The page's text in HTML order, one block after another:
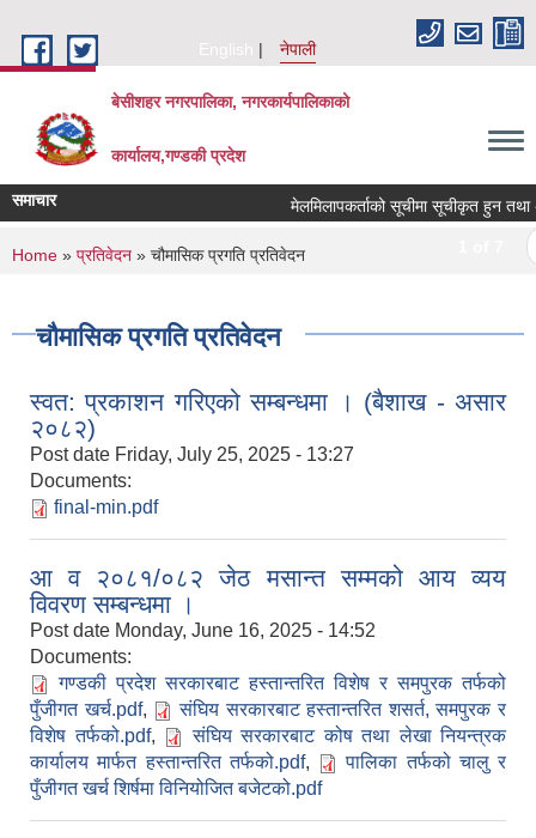
English
नेपाली
बेसीशहर नगरपालिका, नगरकार्यपालिकाको
कार्यालय,गण्डकी प्रदेश
समाचार मेलमिलापकर्ताको सूचीमा सूचीकृत हुन तथा
You are here
Home » प्रतिवेदन » चौमासिक प्रगति प्रतिवेदन
चौमासिक प्रगति प्रतिवेदन
स्वत: प्रकाशन गरिएको सम्बन्धमा । (बैशाख - असार
२०८२)
Post date Friday, July 25, 2025 - 13:27
Documents:
final-min.pdf
आ व २०८१/०८२ जेठ मसान्त सम्मको आय व्यय
विवरण सम्बन्धमा ।
Post date Monday, June 16, 2025 - 14:52
Documents:
गण्डकी प्रदेश सरकारबाट हस्तान्तरित विशेष र समपुरक तर्फको
पुँजीगत खर्च.pdf,
संघिय सरकारबाट हस्तान्तरित शसर्त, समपुरक र
विशेष तर्फको.pdf,
संघिय सरकारबाट कोष तथा लेखा नियन्त्रक
कार्यालय मार्फत हस्तान्तरित तर्फको.pdf,
पालिका तर्फको चालु र
पुँजीगत खर्च शिर्षमा विनियोजित बजेटको.pdf